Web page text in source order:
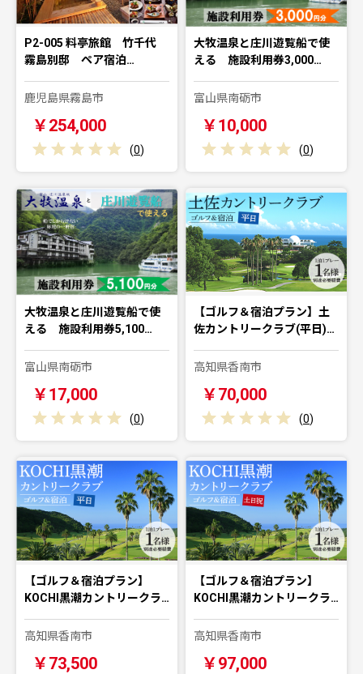
P2-005 料亭旅館 竹千代
霧島別邸 ペア宿泊…
鹿児島県霧島市
￥254,000
(0)
大牧温泉と庄川遊覧船で使
える 施設利用券3,000…
富山県南砺市
￥10,000
(0)
大牧温泉と庄川遊覧船で使
える 施設利用券5,100…
富山県南砺市
￥17,000
(0)
【ゴルフ＆宿泊プラン】土
佐カントリークラブ(平日)…
高知県香南市
￥70,000
(0)
【ゴルフ＆宿泊プラン】
KOCHI黒潮カントリークラ…
高知県香南市
￥73,500
【ゴルフ＆宿泊プラン】
KOCHI黒潮カントリークラ…
高知県香南市
￥97,000